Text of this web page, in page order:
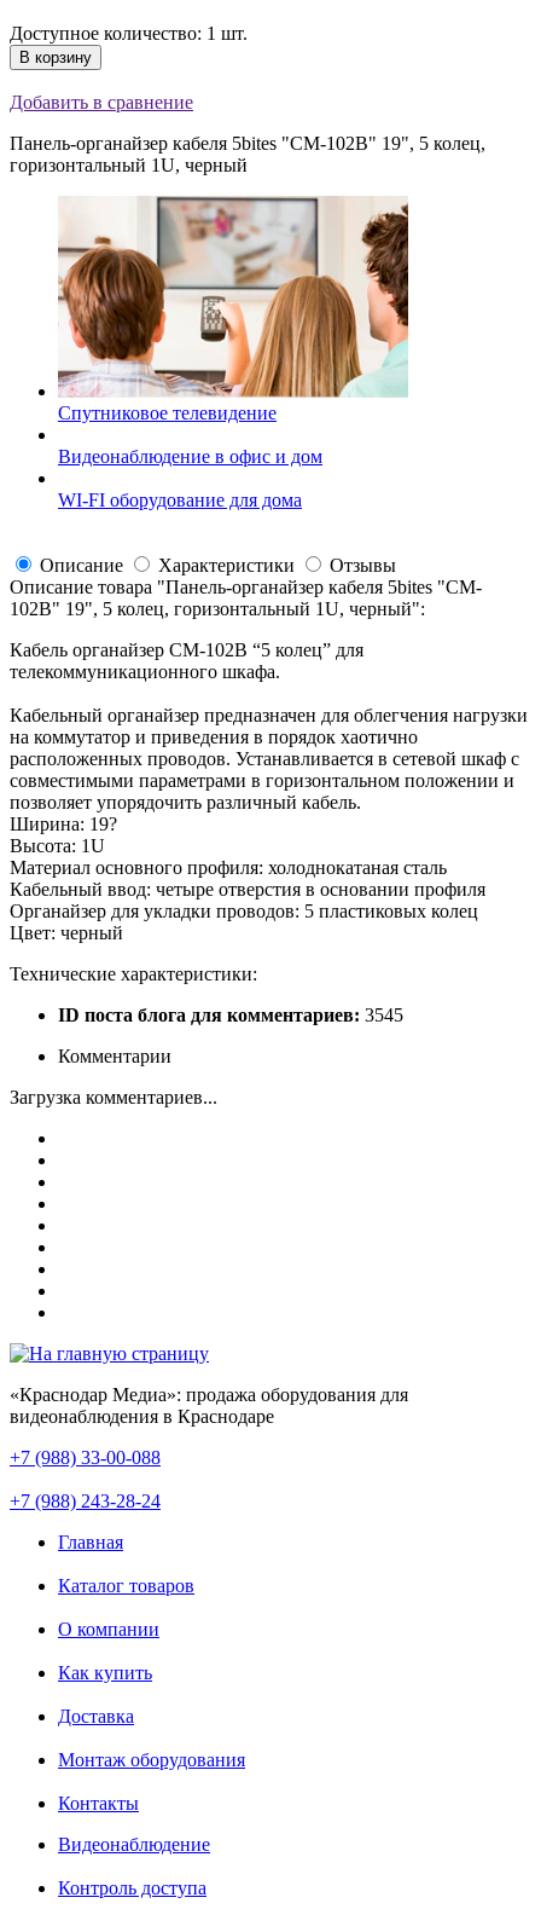
Доступное количество: 1 шт.
В корзину
Добавить в сравнение
Панель-органайзер кабеля 5bites "CM-102B" 19", 5 колец,
горизонтальный 1U, черный
Спутниковое телевидение
Видеонаблюдение в офис и дом
WI-FI оборудование для дома
Описание Характеристики
Отзывы
Описание товара "Панель-органайзер кабеля 5bites "CM-
102B" 19", 5 колец, горизонтальный 1U, черный":
Кабель органайзер CM-102B “5 колец” для
телекоммуникационного шкафа.
Кабельный органайзер предназначен для облегчения нагрузки
на коммутатор и приведения в порядок хаотично
расположенных проводов. Устанавливается в сетевой шкаф с
совместимыми параметрами в горизонтальном положении и
позволяет упорядочить различный кабель.
Ширина: 19?
Высота: 1U
Материал основного профиля: холоднокатаная сталь
Кабельный ввод: четыре отверстия в основании профиля
Органайзер для укладки проводов: 5 пластиковых колец
Цвет: черный
Технические характеристики:
ID поста блога для комментариев: 3545
Комментарии
Загрузка комментариев...
«Краснодар Медиа»: продажа оборудования для
видеонаблюдения в Краснодаре
+7 (988) 33-00-088
+7 (988) 243-28-24
Главная
Каталог товаров
О компании
Как купить
Доставка
Монтаж оборудования
Контакты
Видеонаблюдение
Контроль доступа